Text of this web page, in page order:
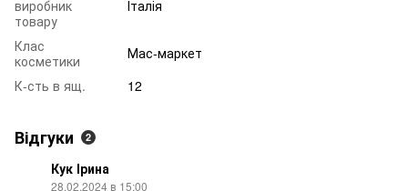
виробник
товару
Італія
Клас
косметики
Мас-маркет
К-сть в ящ.
12
Відгуки 2
Кук Ірина
28.02.2024 в 15:00